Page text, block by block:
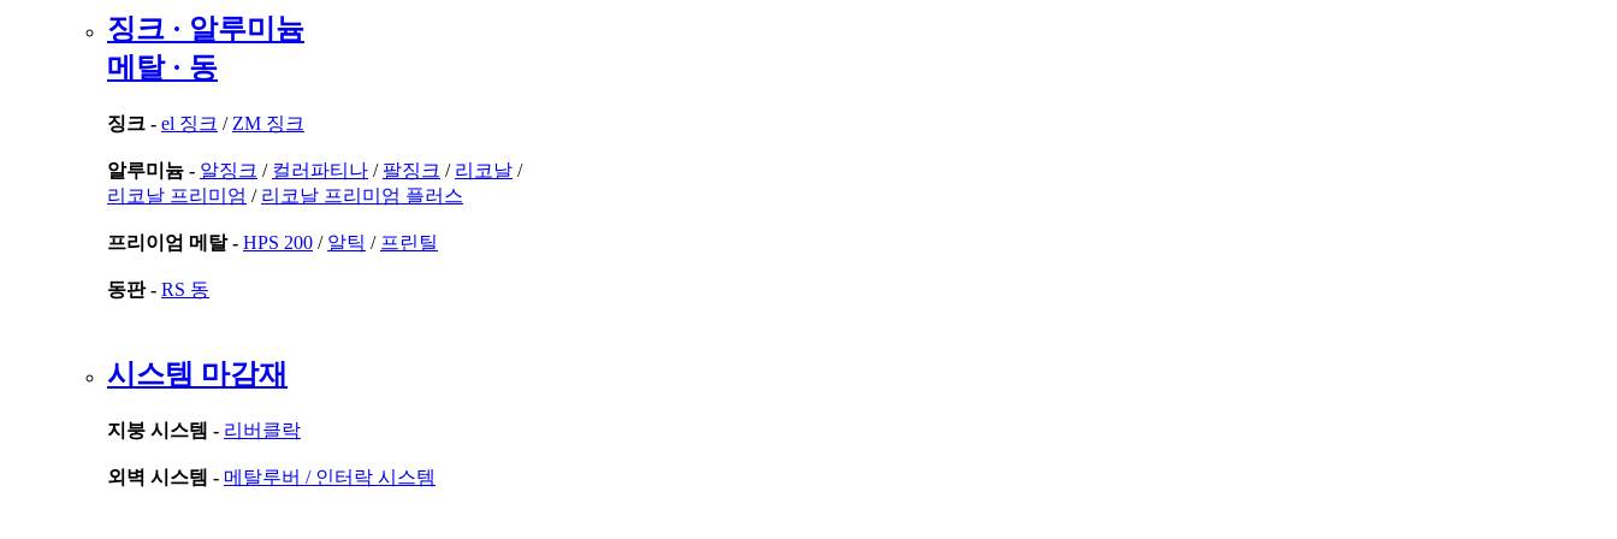
징크 · 알루미늄
메탈 · 동
징크 - el 징크 / ZM 징크
알루미늄 - 알징크 / 컬러파티나 / 팔징크 / 리코날 /
리코날 프리미엄 / 리코날 프리미엄 플러스
프리이엄 메탈 - HPS 200 / 알틱 / 프린틸
동판 - RS 동
시스템 마감재
지붕 시스템 - 리버클락
외벽 시스템 - 메탈루버 / 인터락 시스템